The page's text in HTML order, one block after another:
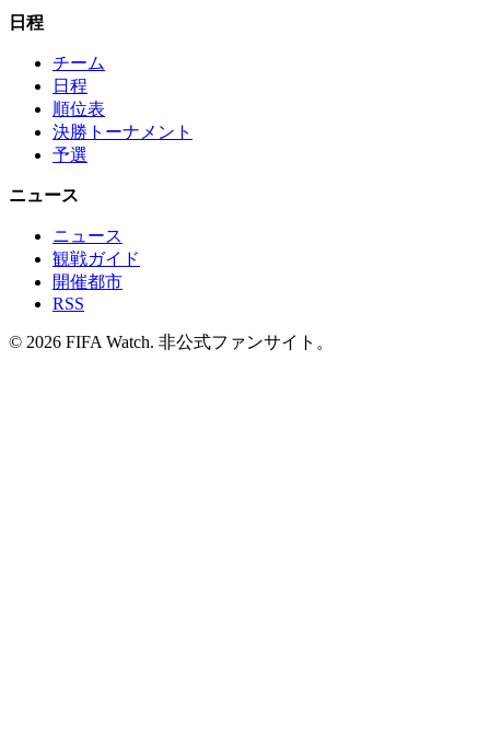
日程
チーム
日程
順位表
決勝トーナメント
予選
ニュース
ニュース
観戦ガイド
開催都市
RSS
© 2026 FIFA Watch. 非公式ファンサイト。